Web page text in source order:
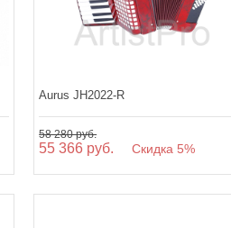
Aurus JH2022-R
58 280 руб.
55 366 руб. Скидка 5%